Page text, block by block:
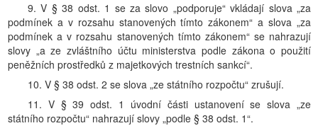
9. V § 38 odst. 1 se za slovo „podporuje“ vkládají slova „za
podmínek a v rozsahu stanovených tímto zákonem“ a slova „za
podmínek a v rozsahu stanovených tímto zákonem“ se nahrazují
slovy „a ze zvláštního účtu ministerstva podle zákona o použití
peněžních prostředků z majetkových trestních sankcí“.
10. V § 38 odst. 2 se slova „ze státního rozpočtu“ zrušují.
11. V § 39 odst. 1 úvodní části ustanovení se slova „ze
státního rozpočtu“ nahrazují slovy „podle § 38 odst. 1“.